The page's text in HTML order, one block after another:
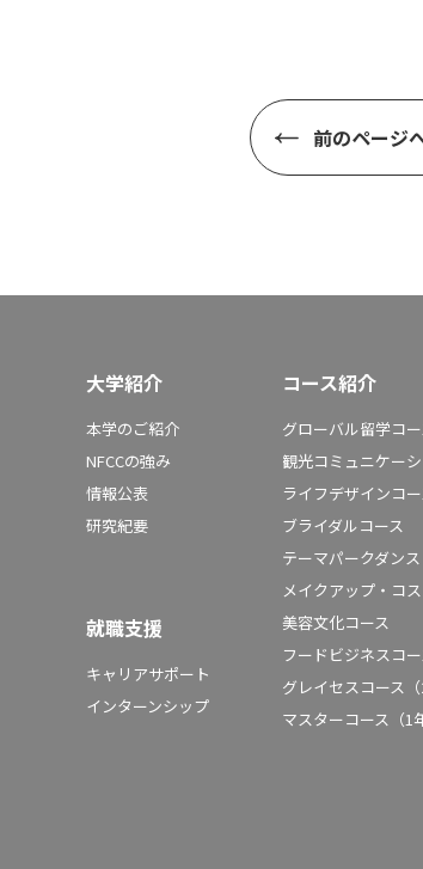
前のページ
大学紹介
本学のご紹介
NFCCの強み
情報公表
研究紀要
就職支援
キャリアサポート
インターンシップ
コース紹介
グローバル留学コ
観光コミュニケー
ライフデザインコ
ブライダルコース
テーマパークダン
メイクアップ・コ
美容文化コース
フードビジネスコ
グレイセスコース（
マスターコース（1